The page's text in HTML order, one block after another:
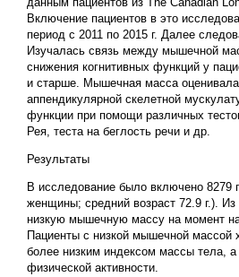
Включение пациентов в это
период с 2011 по 2015 г. Далее
Изучалась связь между мышечной
снижения когнитивных функций у
и старше. Мышечная масса
аппендикулярной скелетной
функции при помощи различных
Рея, теста на беглость речи и др.
Результаты
В исследование было включено 8279
женщины; средний возраст 72.9 г.).
низкую мышечную массу на момент
Пациенты с низкой мышечной массой
более низким индексом массы тела, а
физической активности.